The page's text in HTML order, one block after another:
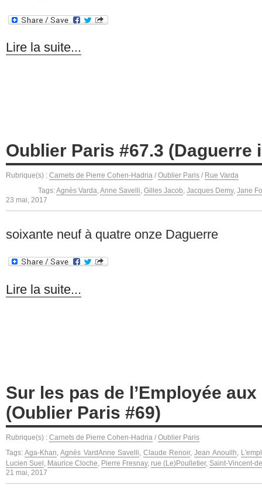
Lire la suite...
Oublier Paris #67.3 (Daguerre
Rubrique(s) : Carnets de Pierre Cohen-Hadria / Oublier Paris / Rue Varda
Tags:Agnès Varda,Anne Savelli, Gilles Jacob, Jacques Demy, Jane
23 mai, 2017
soixante neuf à quatre onze Daguerre
Lire la suite...
Sur les pas de l’Employée
(Oublier Paris #69)
Rubrique(s) : Carnets de Pierre Cohen-Hadria / Oublier Paris
Tags:Aga-Khan,Agnès VardAnne Savelli, Claude Renoir,Jean Anouilh,
Lucien Suel , Maurice Cloche, Pierre Fresnay, rue (Le)Poulletier, Saint-Vincent-
21 mai, 2017